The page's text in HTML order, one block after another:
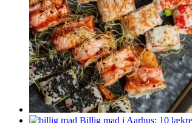
Billig mad i Aarhus: 10